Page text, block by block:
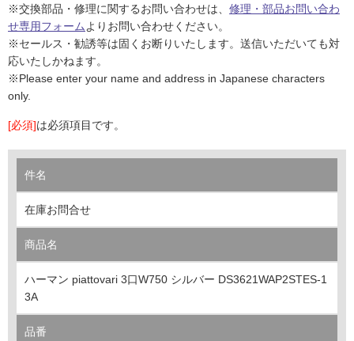
メンテナンス・施工材 新商品
ミラタップチャンネル
オンライン相談
※交換部品・修理に関するお問い合わせは、 修理・部品お問い合わ
せ専用フォーム よりお問い合わせください。
※セールス・勧誘等は固くお断りいたします。送信いただいても対
応いたしかねます。
※Please enter your name and address in Japanese characters
only.
[必須]は必須項目です。
件名
在庫お問合せ
商品名
ハーマン piattovari 3口W750 シルバー DS3621WAP2STES-1
3A
品番